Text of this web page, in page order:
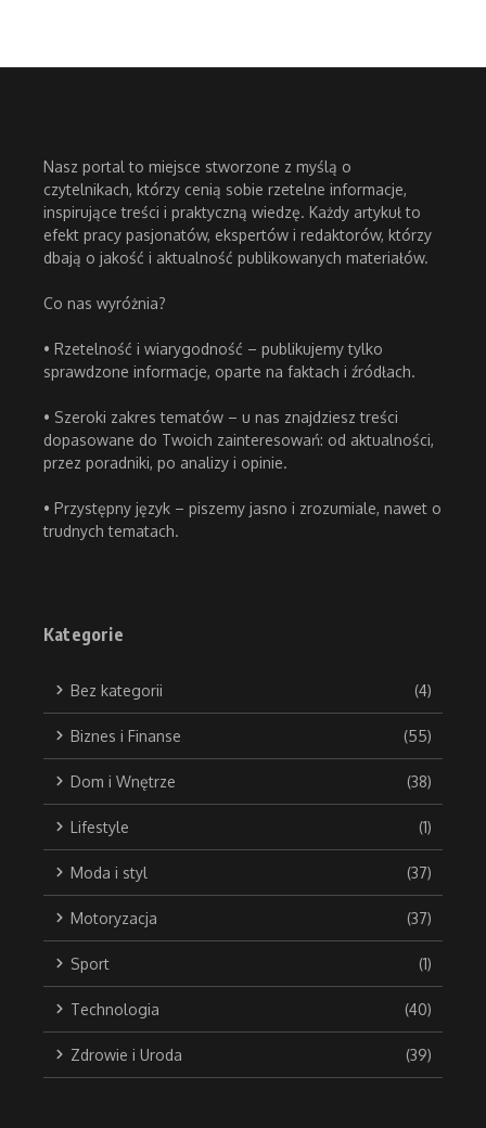
Nasz portal to miejsce stworzone z myślą o
czytelnikach, którzy cenią sobie rzetelne informacje,
inspirujące treści i praktyczną wiedzę. Każdy artykuł to
efekt pracy pasjonatów, ekspertów i redaktorów, którzy
dbają o jakość i aktualność publikowanych materiałów.
Co nas wyróżnia?
• Rzetelność i wiarygodność – publikujemy tylko
sprawdzone informacje, oparte na faktach i źródłach.
• Szeroki zakres tematów – u nas znajdziesz treści
dopasowane do Twoich zainteresowań: od aktualności,
przez poradniki, po analizy i opinie.
• Przystępny język – piszemy jasno i zrozumiale, nawet o
trudnych tematach.
Kategorie
Bez kategorii (4)
Biznes i Finanse (55)
Dom i Wnętrze (38)
Lifestyle (1)
Moda i styl (37)
Motoryzacja (37)
Sport (1)
Technologia (40)
Zdrowie i Uroda (39)